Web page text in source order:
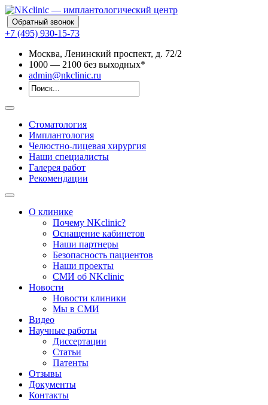
Обратный звонок
+7 (495) 930-15-73
Москва, Ленинский проспект, д. 72/2
1000 — 2100 без выходных*
admin@nkclinic.ru
Стоматология
Имплантология
Челюстно-лицевая хирургия
Наши специалисты
Галерея работ
Рекомендации
О клинике
Почему NKclinic?
Оснащение кабинетов
Наши партнеры
Безопасность пациентов
Наши проекты
СМИ об NKclinic
Новости
Новости клиники
Мы в СМИ
Видео
Научные работы
Диссертации
Статьи
Патенты
Отзывы
Документы
Контакты